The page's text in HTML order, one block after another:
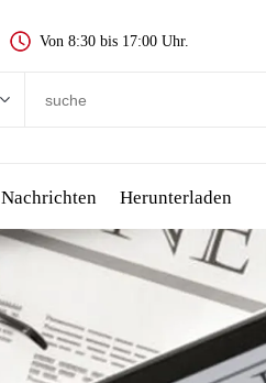
Von 8:30 bis 17:00 Uhr.
Nachrichten Herunterladen